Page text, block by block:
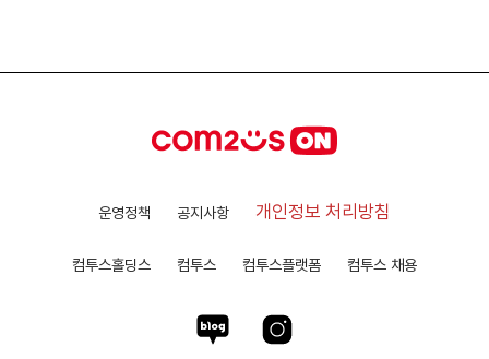
운영정책 공지사항 개인정보 처리방침
컴투스홀딩스 컴투스 컴투스플랫폼 컴투스 채용